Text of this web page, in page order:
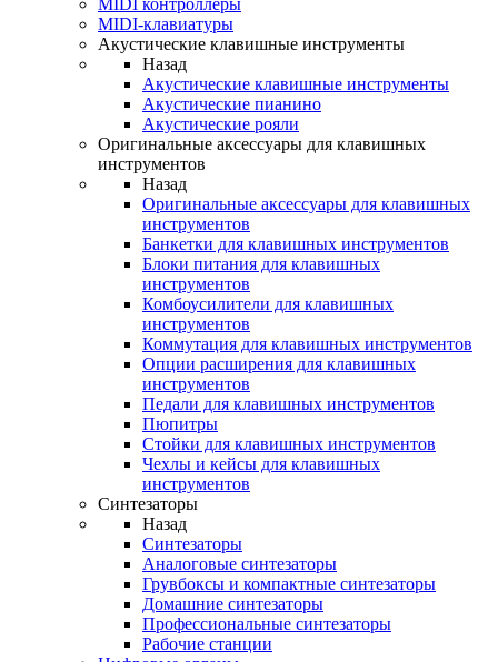
MIDI контроллеры
MIDI-клавиатуры
Акустические клавишные инструменты
Назад
Акустические клавишные инструменты
Акустические пианино
Акустические рояли
Оригинальные аксессуары для клавишных
инструментов
Назад
Оригинальные аксессуары для клавишных
инструментов
Банкетки для клавишных инструментов
Блоки питания для клавишных
инструментов
Комбоусилители для клавишных
инструментов
Коммутация для клавишных инструментов
Опции расширения для клавишных
инструментов
Педали для клавишных инструментов
Пюпитры
Стойки для клавишных инструментов
Чехлы и кейсы для клавишных
инструментов
Синтезаторы
Назад
Синтезаторы
Аналоговые синтезаторы
Грувбоксы и компактные синтезаторы
Домашние синтезаторы
Профессиональные синтезаторы
Рабочие станции